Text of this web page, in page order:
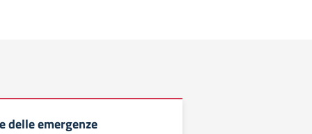
delle emergenze